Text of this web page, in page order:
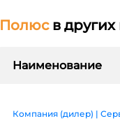
Полюс в
Наименование
Компания (дилер) |